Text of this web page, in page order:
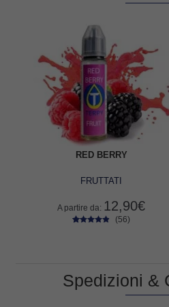
RED BERRY
FRUTTATI
A partire da: 12,90€
(56)
Spedizioni &